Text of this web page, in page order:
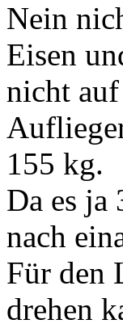
Nein
Eisen
nicht
155 kg.
Da es ja
nach
Für den
drehen